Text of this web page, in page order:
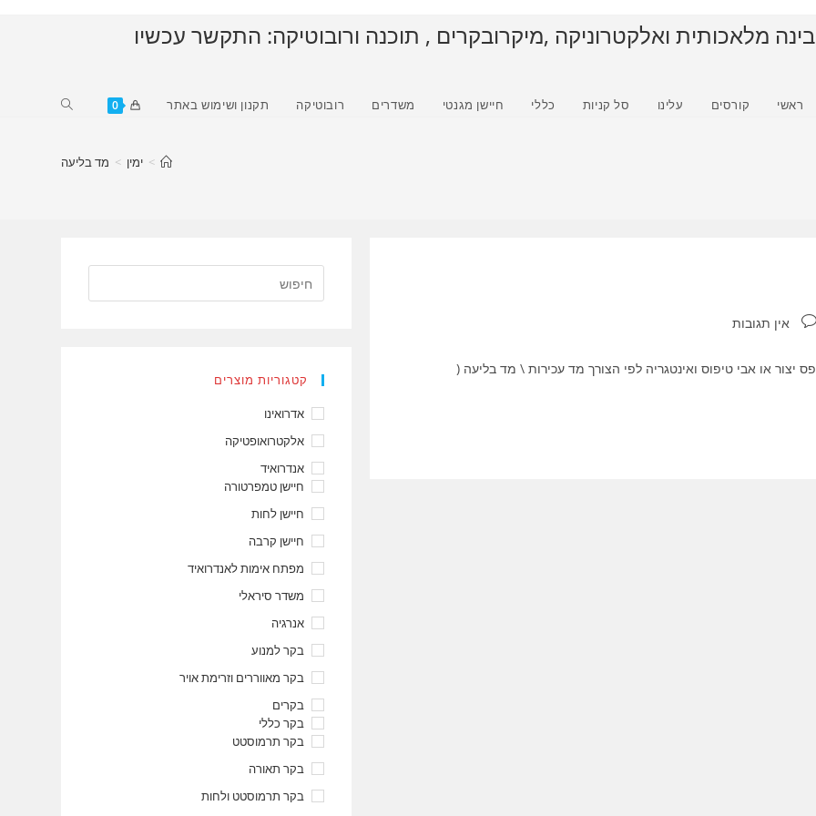
מלאכותית ואלקטרוניקה ,מיקרובקרים , תוכנה ורובוטיקה: התקשר עכשיו
ראשי קורסים עלינו סל קניות כללי חיישן מגנטי משדרים רובוטיקה תקנון ושימוש באתר 0
Toggle
> ימין > מד בליעה
תגובות:אין תגובות
יצור או אבי טיפוס ואינטגריה לפי הצורך מד עכירות \ מד בליעה (
קטגוריות מוצרים
אדרואינו
אלקטרואופטיקה
אנדרואיד
חיישן טמפרטורה
חיישן לחות
חיישן קרבה
מפתח אימות לאנדרואיד
משדר סיראלי
אנרגיה
בקר למנוע
בקר מאווררים וזרימת אויר
בקרים
בקר כללי
בקר תרמוסטט
בקר תאורה
בקר תרמוסטט ולחות